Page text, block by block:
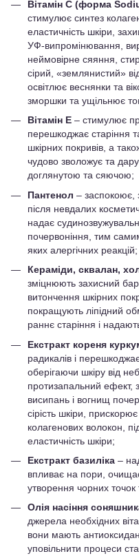
Вітамін С (форма
стимулює синтез
еластичність шкіри,
УФ-випромінювання,
неймовірне сяяння,
сірий, «землянистий»
освітлює веснянки та
зморшки та ущільнює
Вітамін Е – стимулює
перешкоджає старіння та
шкірних покривів, а
чудово зволожує та
доглянутою та сяючою;
Пантенол – заспокоює,
після невдалих
надає
почервоніння, тим
яких алергічних реакцій;
Кераміди, сквалан,
зміцнюють захисний
витончення шкірних
покращують ліпідний
раннє старіння і
Екстракт кореня
радикалів і
оберігаючи шкіру від
протизапальний ефект,
висипань і вогнищ
сірість шкіри,
колагенових волокон,
еластичність шкіри;
Екстракт базиліка –
впливає на пори,
утворення чорних точок
Олія насіння
джерела необхідних
вони мають
уповільнити процеси